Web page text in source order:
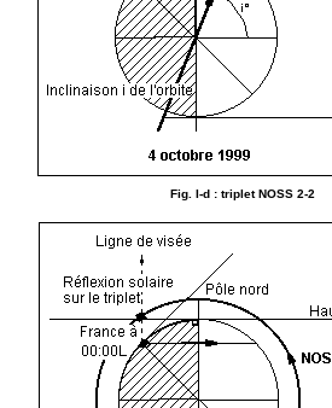
Fig. I-d : triplet NOSS 2-2